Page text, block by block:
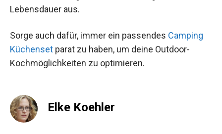
Lebensdauer aus.
Sorge auch dafür, immer ein passendes Camping
Küchenset parat zu haben, um deine Outdoor-
Kochmöglichkeiten zu optimieren.
Elke Koehler